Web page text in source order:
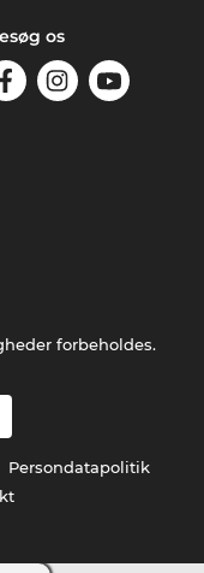
os
Persondatapolitik
forbeholdes.